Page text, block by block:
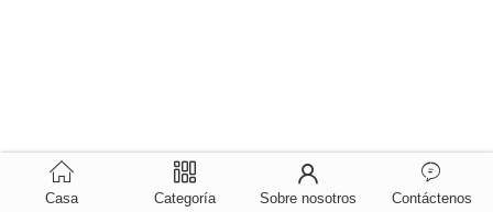
Casa Categoría Sobre nosotros Contáctenos